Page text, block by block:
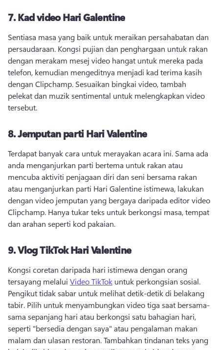
7.Kad video Hari Galentine
Sentiasa masa yang baik untuk meraikan persahabatan dan
persaudaraan. Kongsi pujian dan penghargaan untuk rakan
dengan merakam mesej video hangat untuk mereka pada
telefon, kemudian mengeditnya menjadi kad terima kasih
dengan Clipchamp. Sesuaikan bingkai video, tambah
pelekat dan muzik sentimental untuk melengkapkan video
tersebut.
8.Jemputan parti Hari Valentine
Terdapat banyak cara untuk merayakan acara ini. Sama ada
anda menganjurkan parti bertema untuk rakan atau
mencuba aktiviti penjagaan diri dan seni bersama rakan
atau menganjurkan parti Hari Galentine istimewa, lakukan
dengan video jemputan yang bergaya daripada editor video
Clipchamp. Hanya tukar teks untuk berkongsi masa, tempat
dan arahan seperti kod pakaian.
9.Vlog TikTok Hari Valentine
Kongsi coretan daripada hari istimewa dengan orang
tersayang melalui Video TikTok
Pengikut tidak sabar untuk melihat detik-detik di belakang
tabir. Pilih untuk menyambungkan video tiga saat bersama-
sama sepanjang hari atau berkongsi satu bahagian hari,
seperti "bersedia dengan saya" atau pengalaman makan
malam dan ulasan restoran. Tambahkan tindanan teks yang